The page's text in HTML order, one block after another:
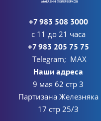
+7 983 508 3000
с 11 до 21 часа
+7 983 205 75 75
Telegram; MAX
Наши адреса
9 мая 62 стр 3
Партизана Железняка
17 стр 25/3